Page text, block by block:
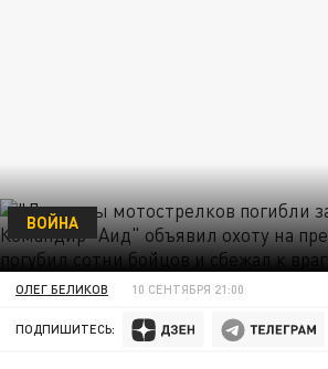
ВОЙНА
ОЛЕГ БЕЛИКОВ 10 СЕНТЯБРЯ 21:00
ПОДПИШИТЕСЬ: